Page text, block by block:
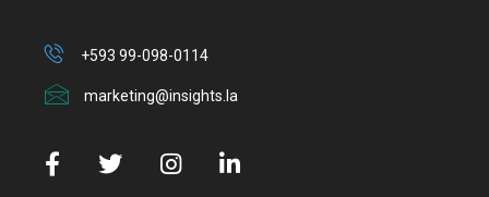
+593 99-098-0114
marketing@insights.la